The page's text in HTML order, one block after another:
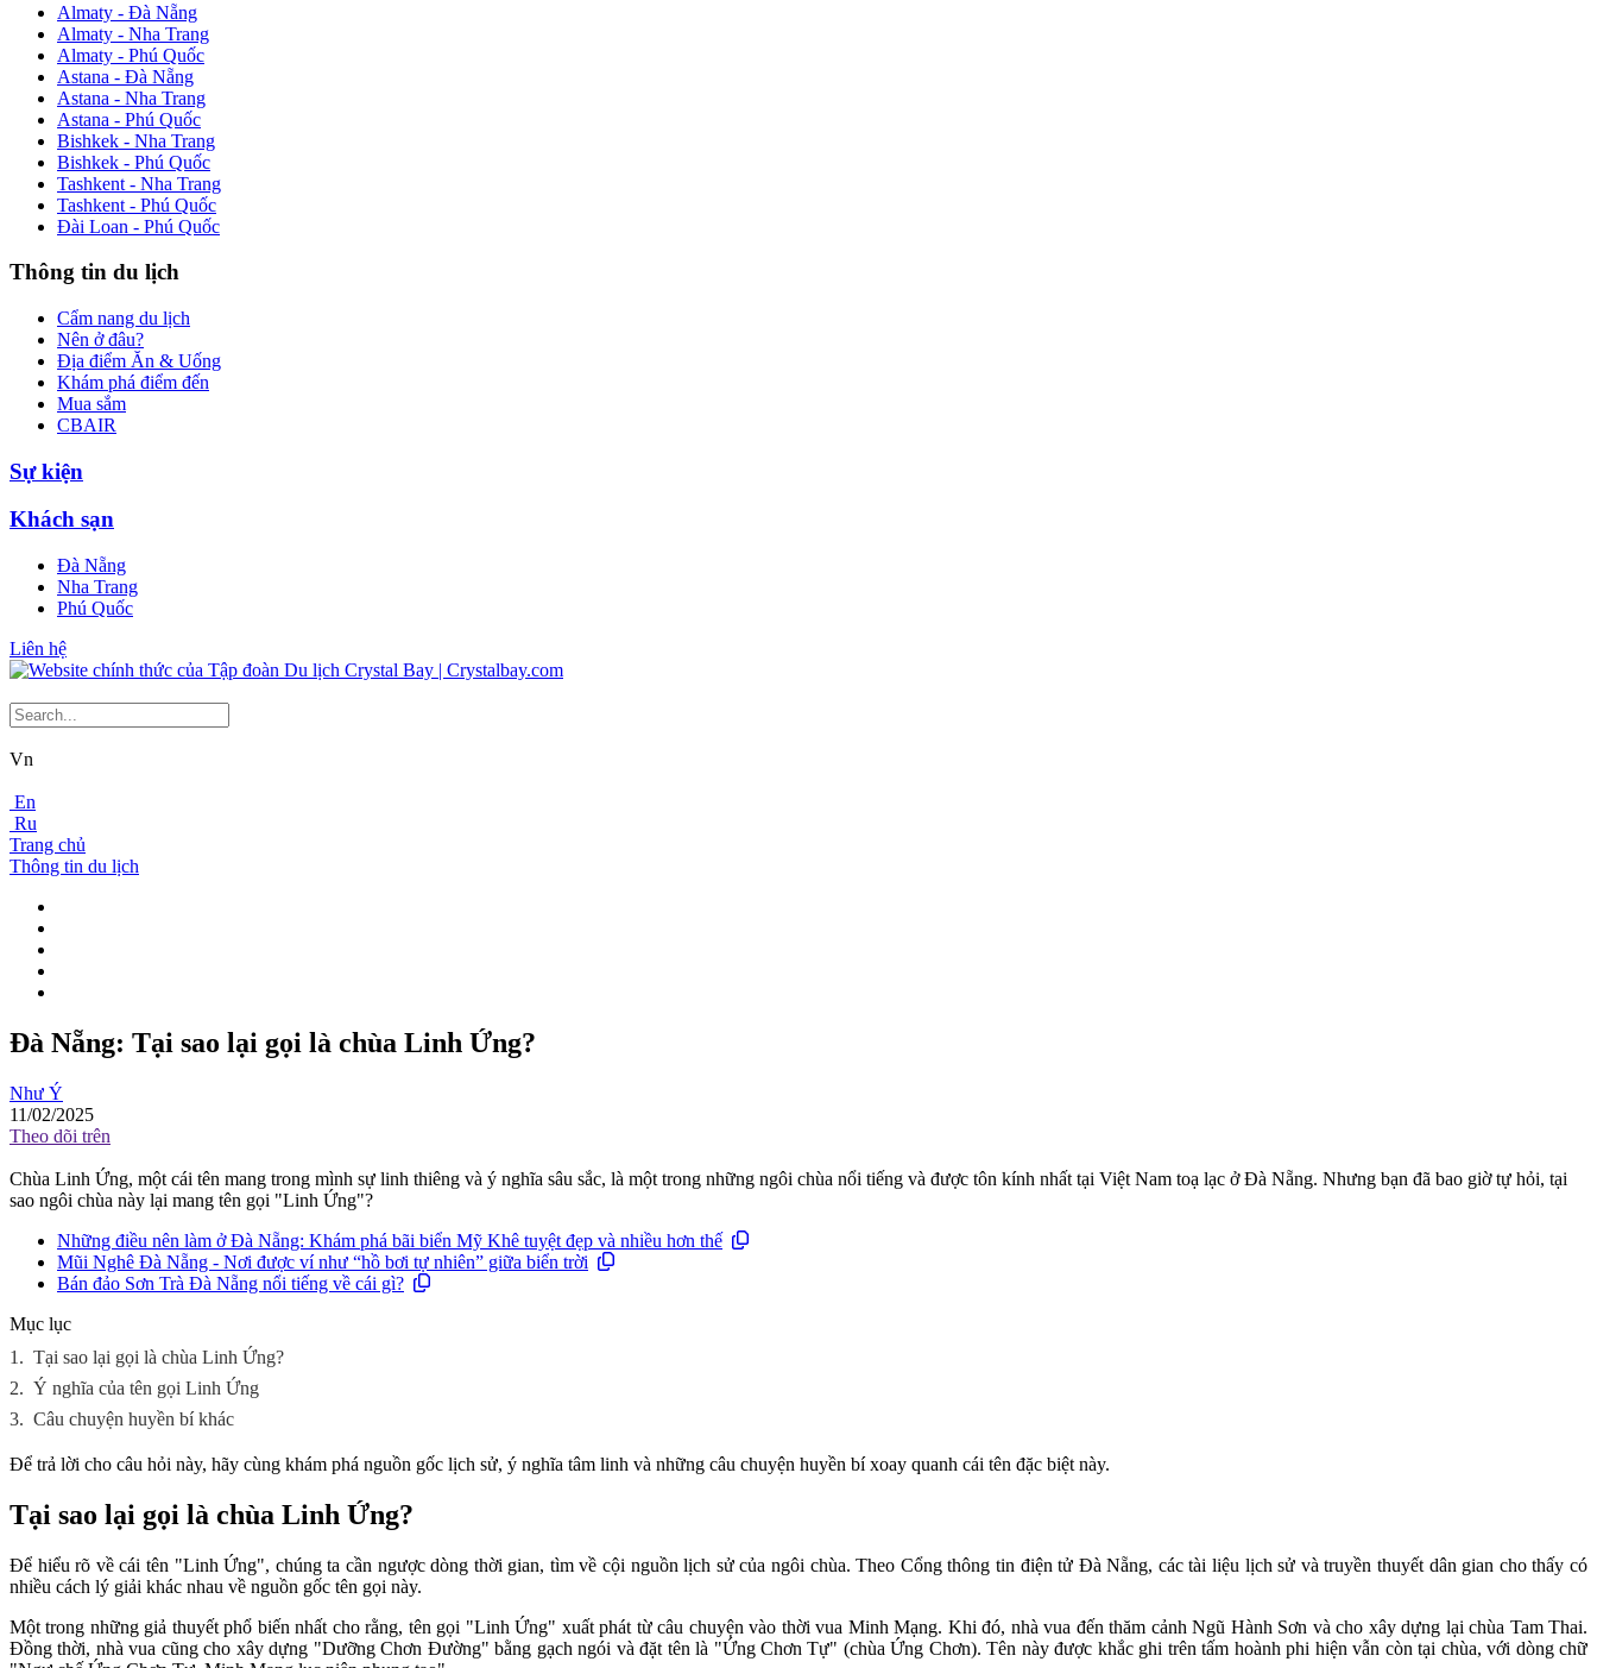
Almaty - Đà Nẵng
Almaty - Nha Trang
Almaty - Phú Quốc
Astana - Đà Nẵng
Astana - Nha Trang
Astana - Phú Quốc
Bishkek - Nha Trang
Bishkek - Phú Quốc
Tashkent - Nha Trang
Tashkent - Phú Quốc
Đài Loan - Phú Quốc
Thông tin du lịch
Cẩm nang du lịch
Nên ở đâu?
Địa điểm Ăn & Uống
Khám phá điểm đến
Mua sắm
CBAIR
Sự kiện
Khách sạn
Đà Nẵng
Nha Trang
Phú Quốc
Liên hệ
Vn
En
Ru
Trang chủ
Thông tin du lịch
Đà Nẵng: Tại sao lại gọi là chùa Linh Ứng?
Như Ý
11/02/2025
Theo dõi trên
Chùa Linh Ứng, một cái tên mang trong mình sự linh thiêng và ý nghĩa sâu sắc, là một trong những ngôi chùa nổi tiếng và được tôn kính nhất tại Việt Nam toạ lạc ở Đà Nẵng. Nhưng bạn đã bao giờ tự hỏi, tại
sao ngôi chùa này lại mang tên gọi "Linh Ứng"?
Những điều nên làm ở Đà Nẵng: Khám phá bãi biển Mỹ Khê tuyệt đẹp và nhiều hơn thế
Mũi Nghê Đà Nẵng - Nơi được ví như “hồ bơi tự nhiên” giữa biển trời
Bán đảo Sơn Trà Đà Nẵng nổi tiếng về cái gì?
Mục lục
1. Tại sao lại gọi là chùa Linh Ứng?
2. Ý nghĩa của tên gọi Linh Ứng
3. Câu chuyện huyền bí khác
Để trả lời cho câu hỏi này, hãy cùng khám phá nguồn gốc lịch sử, ý nghĩa tâm linh và những câu chuyện huyền bí xoay quanh cái tên đặc biệt này.
Tại sao lại gọi là chùa Linh Ứng?
Để hiểu rõ về cái tên "Linh Ứng", chúng ta cần ngược dòng thời gian, tìm về cội nguồn lịch sử của ngôi chùa. Theo Cổng thông tin điện tử Đà Nẵng, các tài liệu lịch sử và truyền thuyết dân gian cho thấy có
nhiều cách lý giải khác nhau về nguồn gốc tên gọi này.
Một trong những giả thuyết phổ biến nhất cho rằng, tên gọi "Linh Ứng" xuất phát từ câu chuyện vào thời vua Minh Mạng. Khi đó, nhà vua đến thăm cảnh Ngũ Hành Sơn và cho xây dựng lại chùa Tam Thai.
Đồng thời, nhà vua cũng cho xây dựng "Dưỡng Chơn Đường" bằng gạch ngói và đặt tên là "Ứng Chơn Tự" (chùa Ứng Chơn). Tên này được khắc ghi trên tấm hoành phi hiện vẫn còn tại chùa, với dòng chữ